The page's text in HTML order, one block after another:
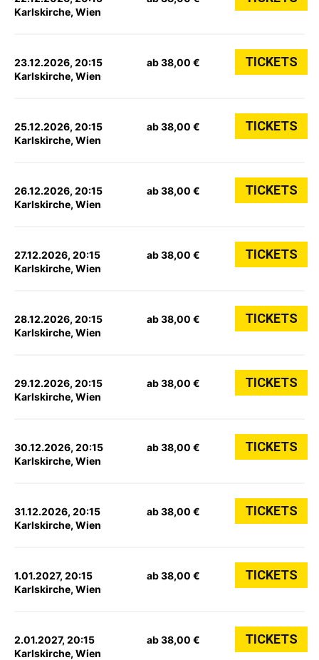
Karlskirche, Wien
23.12.2026, 20:15
Karlskirche, Wien
ab 38,00 € TICKETS
25.12.2026, 20:15
Karlskirche, Wien
ab 38,00 € TICKETS
26.12.2026, 20:15
Karlskirche, Wien
ab 38,00 € TICKETS
27.12.2026, 20:15
Karlskirche, Wien
ab 38,00 € TICKETS
28.12.2026, 20:15
Karlskirche, Wien
ab 38,00 € TICKETS
29.12.2026, 20:15
Karlskirche, Wien
ab 38,00 € TICKETS
30.12.2026, 20:15
Karlskirche, Wien
ab 38,00 € TICKETS
31.12.2026, 20:15
Karlskirche, Wien
ab 38,00 € TICKETS
1.01.2027, 20:15
Karlskirche, Wien
ab 38,00 € TICKETS
2.01.2027, 20:15
Karlskirche, Wien
ab 38,00 € TICKETS